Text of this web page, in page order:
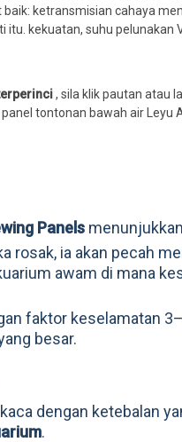
ketransmisian cahaya
itu. kekuatan, suhu
, sila klik pautan atau
tontonan bawah air Leyu
Panels
rosak, ia akan pecah
awam di mana
faktor keselamatan
besar.
dengan ketebalan
.